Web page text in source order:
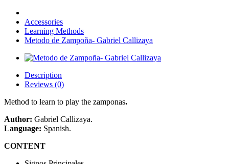
Accessories
Learning Methods
Metodo de Zampoña- Gabriel Callizaya
Description
Reviews (0)
Method to learn to play the zamponas.
Author: Gabriel Callizaya.
Language: Spanish.
CONTENT